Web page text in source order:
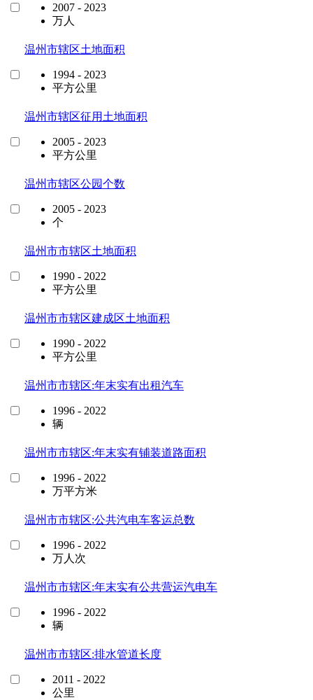
2007 - 2023
万人
温州市辖区土地面积
1994 - 2023
平方公里
温州市辖区征用土地面积
2005 - 2023
平方公里
温州市辖区公园个数
2005 - 2023
个
温州市市辖区土地面积
1990 - 2022
平方公里
温州市市辖区建成区土地面积
1990 - 2022
平方公里
温州市市辖区:年末实有出租汽车
1996 - 2022
辆
温州市市辖区:年末实有铺装道路面积
1996 - 2022
万平方米
温州市市辖区:公共汽电车客运总数
1996 - 2022
万人次
温州市市辖区:年末实有公共营运汽电车
1996 - 2022
辆
温州市市辖区:排水管道长度
2011 - 2022
公里